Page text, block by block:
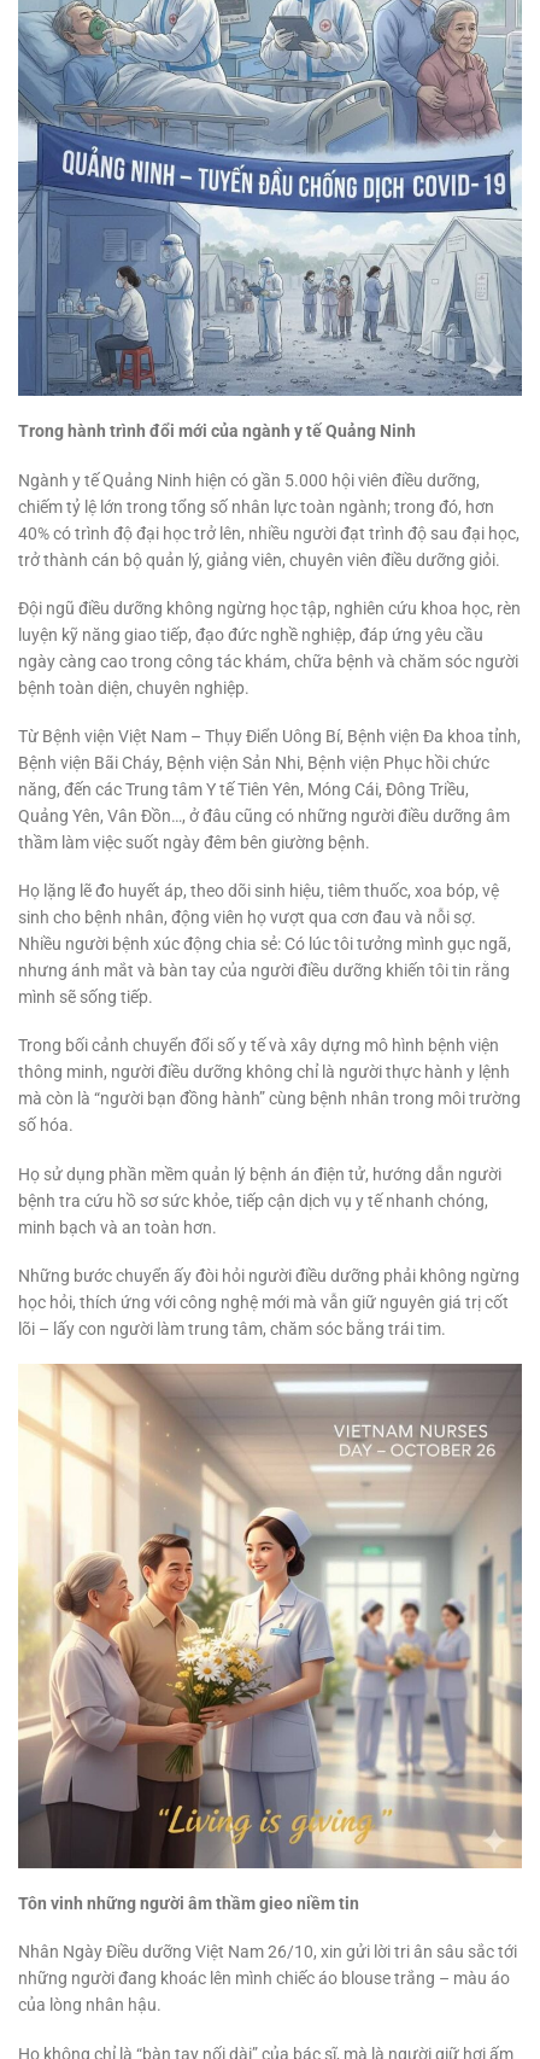
Trong hành trình đổi mới của ngành y tế Quảng Ninh
Ngành y tế Quảng Ninh hiện có gần 5.000 hội viên điều dưỡng,
chiếm tỷ lệ lớn trong tổng số nhân lực toàn ngành; trong đó, hơn
40% có trình độ đại học trở lên, nhiều người đạt trình độ sau đại học,
trở thành cán bộ quản lý, giảng viên, chuyên viên điều dưỡng giỏi.
Đội ngũ điều dưỡng không ngừng học tập, nghiên cứu khoa học, rèn
luyện kỹ năng giao tiếp, đạo đức nghề nghiệp, đáp ứng yêu cầu
ngày càng cao trong công tác khám, chữa bệnh và chăm sóc người
bệnh toàn diện, chuyên nghiệp.
Từ Bệnh viện Việt Nam – Thụy Điển Uông Bí, Bệnh viện Đa khoa tỉnh,
Bệnh viện Bãi Cháy, Bệnh viện Sản Nhi, Bệnh viện Phục hồi chức
năng, đến các Trung tâm Y tế Tiên Yên, Móng Cái, Đông Triều,
Quảng Yên, Vân Đồn…, ở đâu cũng có những người điều dưỡng âm
thầm làm việc suốt ngày đêm bên giường bệnh.
Họ lặng lẽ đo huyết áp, theo dõi sinh hiệu, tiêm thuốc, xoa bóp, vệ
sinh cho bệnh nhân, động viên họ vượt qua cơn đau và nỗi sợ.
Nhiều người bệnh xúc động chia sẻ: Có lúc tôi tưởng mình gục ngã,
nhưng ánh mắt và bàn tay của người điều dưỡng khiến tôi tin rằng
mình sẽ sống tiếp.
Trong bối cảnh chuyển đổi số y tế và xây dựng mô hình bệnh viện
thông minh, người điều dưỡng không chỉ là người thực hành y lệnh
mà còn là “người bạn đồng hành” cùng bệnh nhân trong môi trường
số hóa.
Họ sử dụng phần mềm quản lý bệnh án điện tử, hướng dẫn người
bệnh tra cứu hồ sơ sức khỏe, tiếp cận dịch vụ y tế nhanh chóng,
minh bạch và an toàn hơn.
Những bước chuyển ấy đòi hỏi người điều dưỡng phải không ngừng
học hỏi, thích ứng với công nghệ mới mà vẫn giữ nguyên giá trị cốt
lõi – lấy con người làm trung tâm, chăm sóc bằng trái tim.
Tôn vinh những người âm thầm gieo niềm tin
Nhân Ngày Điều dưỡng Việt Nam 26/10, xin gửi lời tri ân sâu sắc tới
những người đang khoác lên mình chiếc áo blouse trắng – màu áo
của lòng nhân hậu.
Họ không chỉ là “bàn tay nối dài” của bác sĩ, mà là người giữ hơi ấm